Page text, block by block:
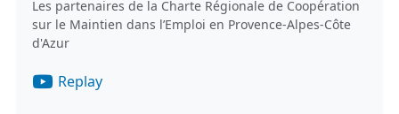
Les partenaires de la Charte Régionale de Coopération
sur le Maintien dans l’Emploi en Provence-Alpes-Côte
d'Azur
Replay